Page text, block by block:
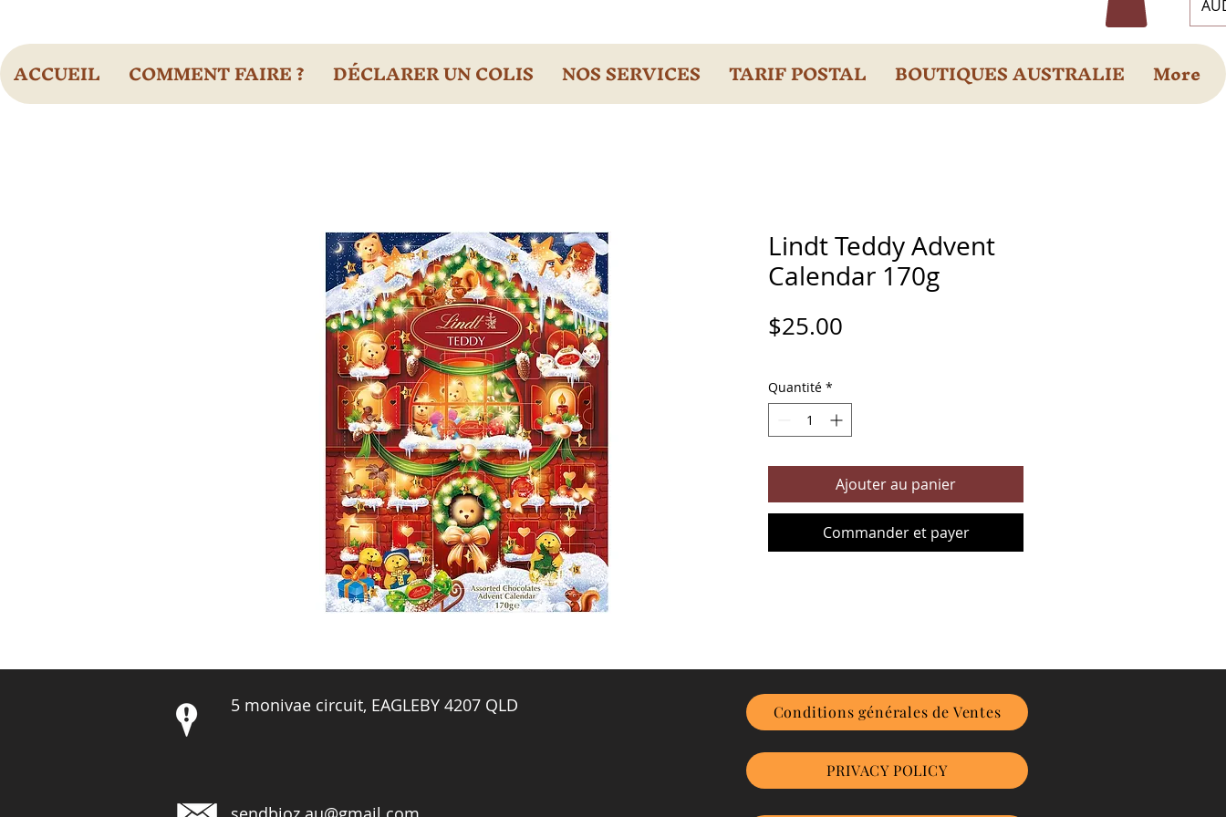
ACCUEIL COMMENT FAIRE ? DÉCLARER UN COLIS NOS SERVICES TARIF POSTAL BOUTIQUES AUSTRALIE More
Lindt Teddy Advent
Calendar 170g
$25.00
Quantité *
Ajouter au panier
Commander et payer
5 monivae circuit, EAGLEBY 4207 QLD Conditions générales de Ventes
PRIVACY POLICY